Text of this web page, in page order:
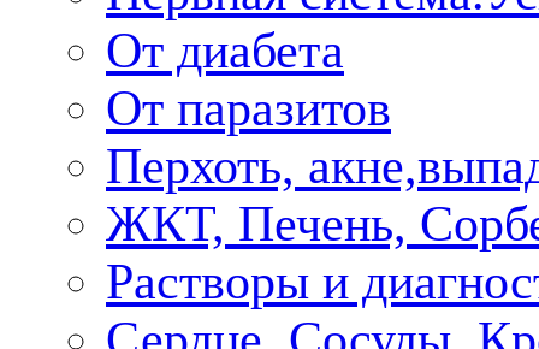
От диабета
От паразитов
Перхоть,
ЖКТ, Печень,
Растворы и